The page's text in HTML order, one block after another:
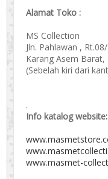
Alamat Toko :
MS Collection
Jln. Pahlawan ,
Karang Asem
(Sebelah kiri dari
.
Info katalog website:
www.masmet-